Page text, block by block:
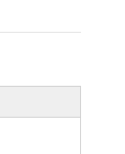
compostables